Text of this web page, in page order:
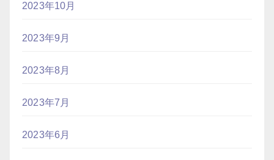
2023年10月
2023年9月
2023年8月
2023年7月
2023年6月